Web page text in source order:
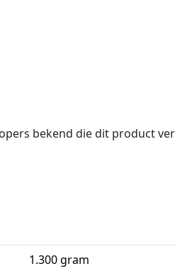
bekend die dit product
1.300 gram